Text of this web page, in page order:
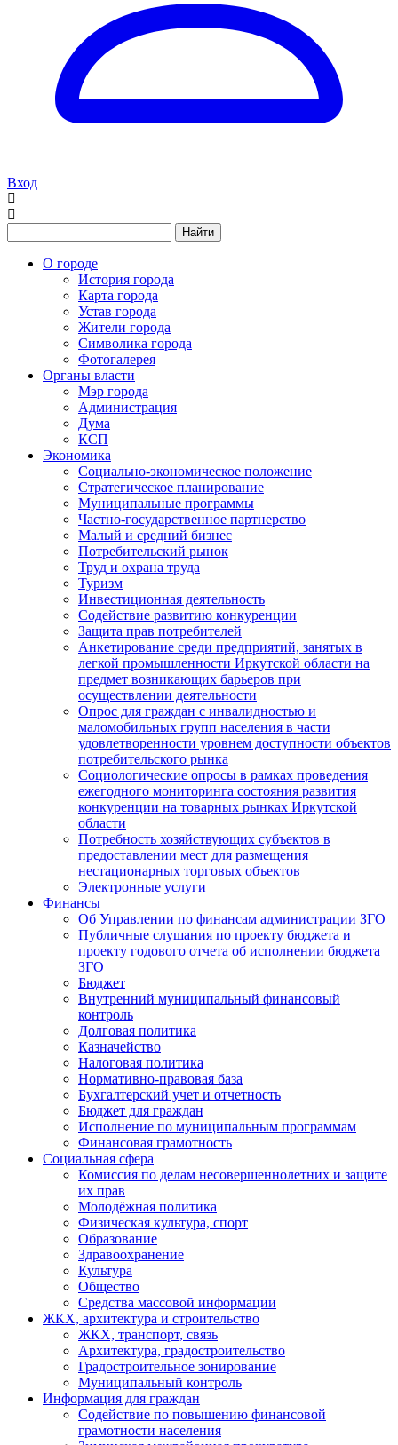
Вход
Найти
О городе
История города
Карта города
Устав города
Жители города
Символика города
Фотогалерея
Органы власти
Мэр города
Администрация
Дума
КСП
Экономика
Социально-экономическое положение
Стратегическое планирование
Муниципальные программы
Частно-государственное партнерство
Малый и средний бизнес
Потребительский рынок
Труд и охрана труда
Туризм
Инвестиционная деятельность
Содействие развитию конкуренции
Защита прав потребителей
Анкетирование среди предприятий, занятых в
легкой промышленности Иркутской области на
предмет возникающих барьеров при
осуществлении деятельности
Опрос для граждан с инвалидностью и
маломобильных групп населения в части
удовлетворенности уровнем доступности объектов
потребительского рынка
Социологические опросы в рамках проведения
ежегодного мониторинга состояния развития
конкуренции на товарных рынках Иркутской
области
Потребность хозяйствующих субъектов в
предоставлении мест для размещения
нестационарных торговых объектов
Электронные услуги
Финансы
Об Управлении по финансам администрации ЗГО
Публичные слушания по проекту бюджета и
проекту годового отчета об исполнении бюджета
ЗГО
Бюджет
Внутренний муниципальный финансовый
контроль
Долговая политика
Казначейство
Налоговая политика
Нормативно-правовая база
Бухгалтерский учет и отчетность
Бюджет для граждан
Исполнение по муниципальным программам
Финансовая грамотность
Социальная сфера
Комиссия по делам несовершеннолетних и защите
их прав
Молодёжная политика
Физическая культура, спорт
Образование
Здравоохранение
Культура
Общество
Средства массовой информации
ЖКХ, архитектура и строительство
ЖКХ, транспорт, связь
Архитектура, градостроительство
Градостроительное зонирование
Муниципальный контроль
Информация для граждан
Содействие по повышению финансовой
грамотности населения